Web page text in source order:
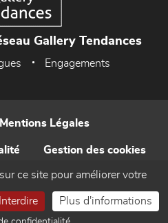
Gallery Tendances
Engagements
Mentions Légales
Gestion des cookies
WEB Enseignes
ce site pour améliorer votre
Interdire Plus d'informations